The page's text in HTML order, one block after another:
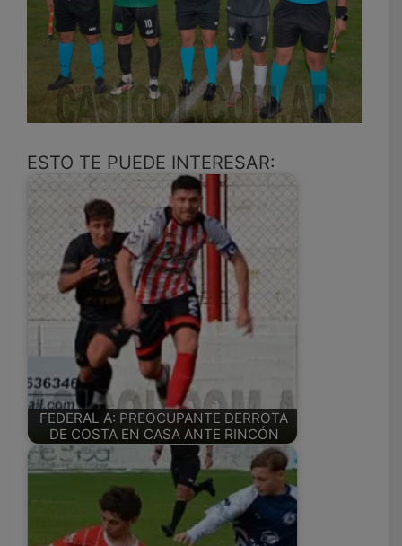
ESTO TE PUEDE INTERESAR:
FEDERAL A: PREOCUPANTE DERROTA
DE COSTA EN CASA ANTE RINCÓN